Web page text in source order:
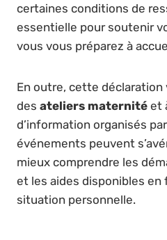
certaines conditions de
essentielle pour soutenir
vous vous préparez à
En outre, cette déclaration
des ateliers maternité et
d’information organisés par
événements peuvent
mieux comprendre les
et les aides disponibles
situation personnelle.